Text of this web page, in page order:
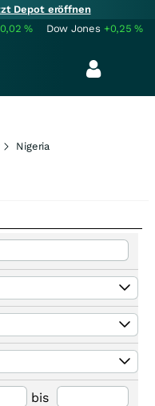
Depot eröffnen
% Dow Jones +0,25%
Nigeria
bis